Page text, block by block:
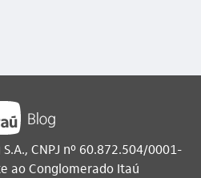
CNPJ nº 60.872.504/0001-
ao Conglomerado Itaú